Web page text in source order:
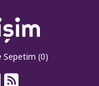
Sepetim (0)